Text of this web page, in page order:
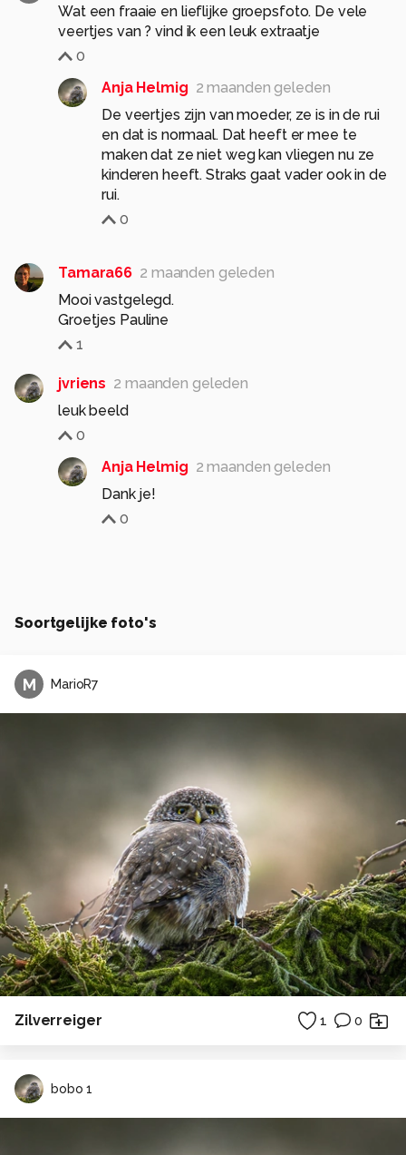
Wat een fraaie en lieflijke groepsfoto. De vele
veertjes van ? vind ik een leuk extraatje
0
Anja Helmig 2 maanden geleden
De veertjes zijn van moeder, ze is in de rui
en dat is normaal. Dat heeft er mee te
maken dat ze niet weg kan vliegen nu ze
kinderen heeft. Straks gaat vader ook in de
rui.
0
Tamara66 2 maanden geleden
Mooi vastgelegd.
Groetjes Pauline
1
jvriens 2 maanden geleden
leuk beeld
0
Anja Helmig 2 maanden geleden
Dank je!
0
Soortgelijke foto's
M MarioR7
Zilverreiger 1 0
bobo 1